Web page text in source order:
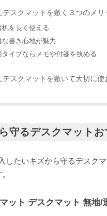
デスクマットを敷く３つのメリ
机を長く使える
な書き心地が魅力
タイプならメモや付箋を挟める
デスクマットを敷いて大切に使
守るデスクマット
したいキズから守るデスク
ット デスクマット 無地/